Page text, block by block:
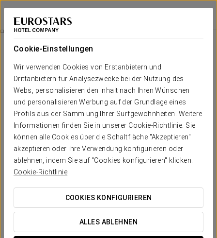
Cookie-Einstellungen
Wir verwenden Cookies von Erstanbietern und
Drittanbietern für Analysezwecke bei der Nutzung des
Webs, personalisieren den Inhalt nach Ihren Wünschen
und personalisieren Werbung auf der Grundlage eines
Profils aus der Sammlung Ihrer Surfgewohnheiten. Weitere
Informationen finden Sie in unserer Cookie-Richtlinie. Sie
können alle Cookies über die Schaltfläche "Akzeptieren"
akzeptieren oder ihre Verwendung konfigurieren oder
ablehnen, indem Sie auf "Cookies konfigurieren" klicken.
Cookie-Richtlinie
COOKIES KONFIGURIEREN
ALLES ABLEHNEN
Crisol Conde Rodrigo
SALAMANCA - CIUDAD RODRIGO
Romantisches Erlebnis
15 €
Romantisches Erlebnis
gemeinsam unser romantisches Erlebnis im Crisol Conde
Rodrigo.
Das Angebot umfasst: